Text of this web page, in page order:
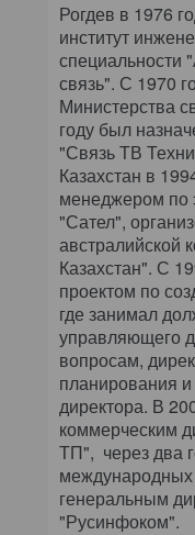
Рогдев в 1976
институт
специальности
связь". С 1970
Министерства
году был
"Связь ТВ
Казахстан в
менеджером по
"Сател",
австралийской
Казахстан". С
проектом по
где занимал
управляющего
вопросам,
планирования и
директора. В
коммерческим
ТП", через два
международных
генеральным
"Русинфоком".